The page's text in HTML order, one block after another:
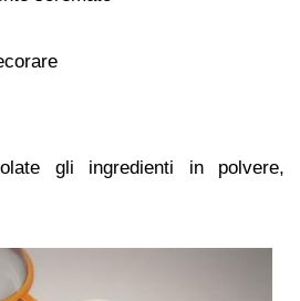
gli ingredienti in polvere,